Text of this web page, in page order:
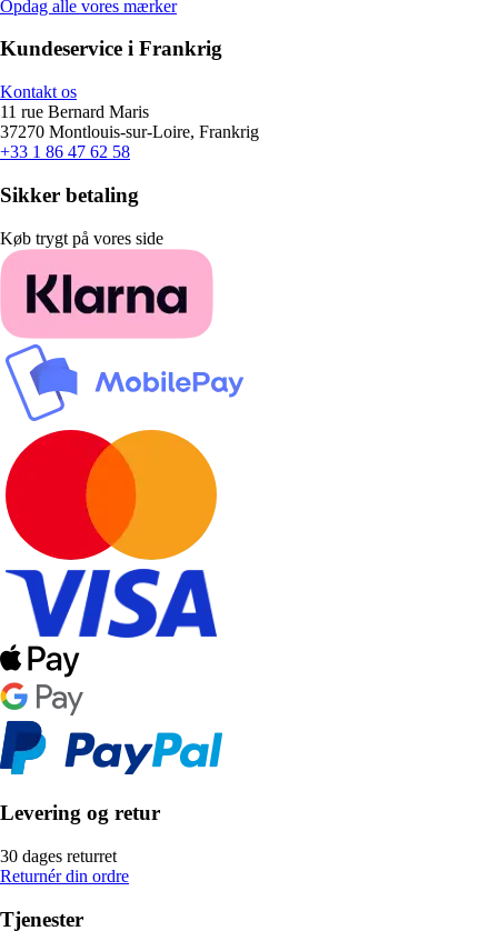
Opdag alle vores mærker
Kundeservice i Frankrig
Kontakt os
11 rue Bernard Maris
37270 Montlouis-sur-Loire, Frankrig
+33 1 86 47 62 58
Sikker betaling
Køb trygt på vores side
Levering og retur
30 dages returret
Returnér din ordre
Tjenester